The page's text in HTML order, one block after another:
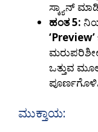
ಸ್ಕ್ಯಾನ್
ಹಂತ 5:
‘Preview’
ಒತ್ತುವ
ಮುಕ್ತಾಯ: